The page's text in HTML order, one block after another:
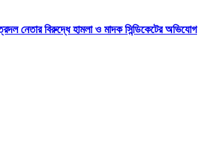
নেতার বিরুদ্ধে হামলা ও মাদক সিন্ডিকেটের অভিযোগ